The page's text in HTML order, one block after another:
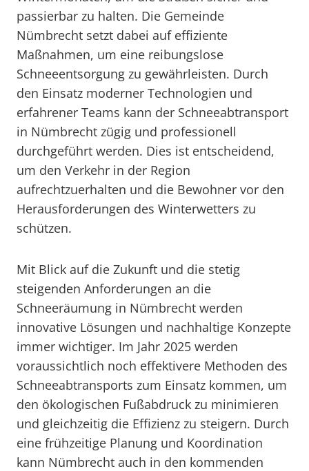
passierbar zu halten. Die Gemeinde
Nümbrecht setzt dabei auf effiziente
Maßnahmen, um eine reibungslose
Schneeentsorgung zu gewährleisten. Durch
den Einsatz moderner Technologien und
erfahrener Teams kann der Schneeabtransport
in Nümbrecht zügig und professionell
durchgeführt werden. Dies ist entscheidend,
um den Verkehr in der Region
aufrechtzuerhalten und die Bewohner vor den
Herausforderungen des Winterwetters zu
schützen.
Mit Blick auf die Zukunft und die stetig
steigenden Anforderungen an die
Schneeräumung in Nümbrecht werden
innovative Lösungen und nachhaltige Konzepte
immer wichtiger. Im Jahr 2025 werden
voraussichtlich noch effektivere Methoden des
Schneeabtransports zum Einsatz kommen, um
den ökologischen Fußabdruck zu minimieren
und gleichzeitig die Effizienz zu steigern. Durch
eine frühzeitige Planung und Koordination
kann Nümbrecht auch in den kommenden